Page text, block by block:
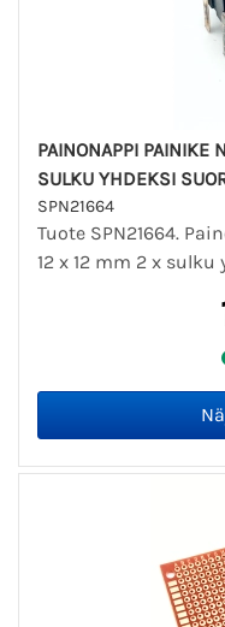
PAINONAPPI PAINIKE
SULKU YHDEKSI
SPN21664
Tuote SPN21664.
12 x 12 mm 2 x